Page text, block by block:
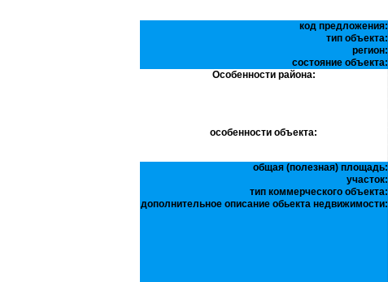
код предложения:
тип объекта:
регион:
состояние объекта:
Особенности района:
особенности объекта:
общая (полезная) площадь:
участок:
тип коммерческого объекта:
дополнительное описание обьекта недвижимости: